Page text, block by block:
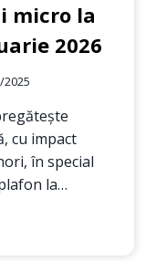
micro la
2026
2025
cu impact
în special
la…